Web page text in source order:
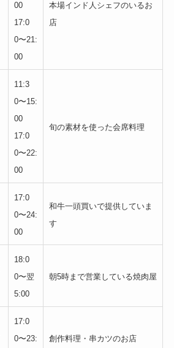
00
17:0
0〜21:
00
本場インド人シェフのいるお
店
11:3
0〜15:
00
17:0
0〜22:
00
旬の素材を使った会席料理
17:0
0〜24:
00
和牛一頭買いで提供していま
す
18:0
0〜翌
5:00
朝5時まで営業している焼肉屋
17:0
0〜23:
創作料理・串カツのお店